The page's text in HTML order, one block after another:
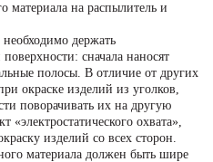
материала на распылитель и
необходимо держать
сначала наносят
полосы. В отличие от других
окра­ске изделий из уголков,
поворачи­вать их на другую
«электростатиче­ского охвата»,
изделий со всех сторон.
материала должен быть шире